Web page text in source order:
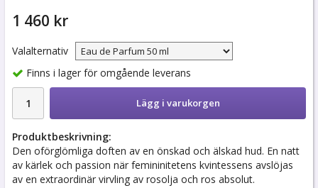
1 460 kr
Valalternativ
Finns i lager för omgående leverans
Lägg i varukorgen
Produktbeskrivning:
Den oförglömliga doften av en önskad och älskad hud. En natt
av kärlek och passion när femininitetens kvintessens avslöjas
av en extraordinär virvling av rosolja och ros absolut.